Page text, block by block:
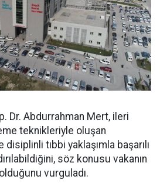
Dr. Abdurrahman Mert, ileri
teknikleriyle oluşan
tıbbi yaklaşımla başarılı
söz konusu vakanın
vurguladı.